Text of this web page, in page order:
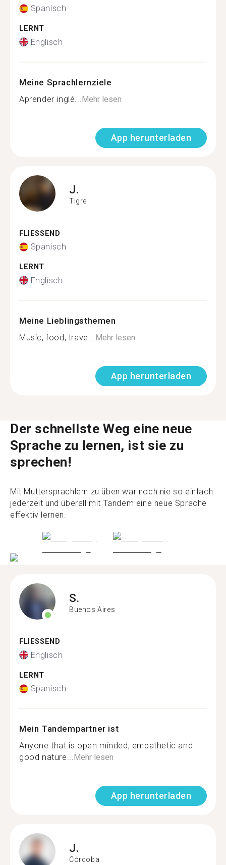
Spanisch
LERNT
Englisch
Meine Sprachlernziele
Aprender inglé... Mehr lesen
App herunterladen
J.
Tigre
FLIESSEND
Spanisch
LERNT
Englisch
Meine Lieblingsthemen
Music, food, trave... Mehr lesen
App herunterladen
Der schnellste Weg eine neue
Sprache zu lernen, ist sie zu
sprechen!
Mit Muttersprachlern zu üben war noch nie so einfach:
jederzeit und überall mit Tandem eine neue Sprache
effektiv lernen.
S.
Buenos Aires
FLIESSEND
Englisch
LERNT
Spanisch
Mein Tandempartner ist
Anyone that is open minded, empathetic and
good nature...Mehr lesen
App herunterladen
J.
Córdoba